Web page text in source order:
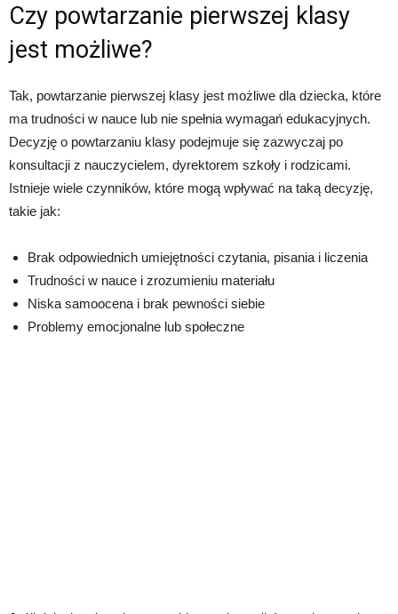
Czy powtarzanie pierwszej klasy
jest możliwe?
Tak, powtarzanie pierwszej klasy jest możliwe dla dziecka, które
ma trudności w nauce lub nie spełnia wymagań edukacyjnych.
Decyzję o powtarzaniu klasy podejmuje się zazwyczaj po
konsultacji z nauczycielem, dyrektorem szkoły i rodzicami.
Istnieje wiele czynników, które mogą wpływać na taką decyzję,
takie jak:
Brak odpowiednich umiejętności czytania, pisania i liczenia
Trudności w nauce i zrozumieniu materiału
Niska samoocena i brak pewności siebie
Problemy emocjonalne lub społeczne